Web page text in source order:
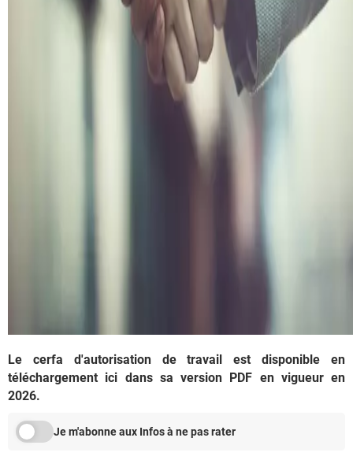
Le cerfa d'autorisation de travail est disponible en
téléchargement ici dans sa version PDF en vigueur en
2026.
Je m'abonne aux Infos à ne pas rater